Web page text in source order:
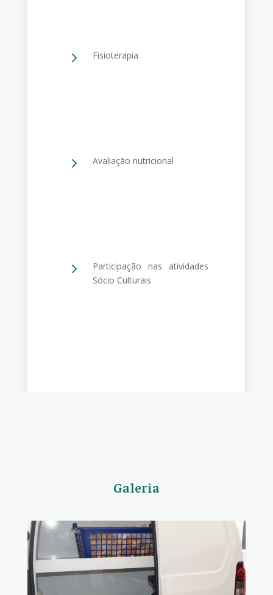
5 Fisioterapia
5 Avaliação nutricional
5
Participação nas atividades
Sócio Culturais
Galeria